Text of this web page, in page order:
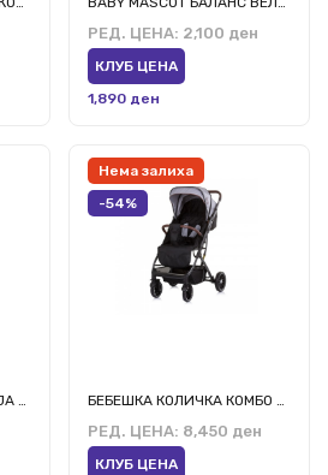
РЕД. ЦЕНА: 2,100 ден
КЛУБ ЦЕНА
1,890 ден
Нема залиха
-54%
РЕД. ЦЕНА: 8,450 ден
КЛУБ ЦЕНА